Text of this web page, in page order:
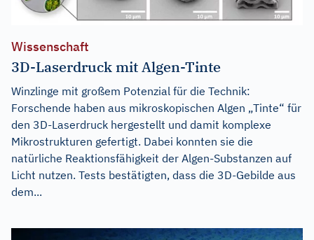
Wissenschaft
3D-Laserdruck mit Algen-Tinte
Winzlinge mit großem Potenzial für die Technik:
Forschende haben aus mikroskopischen Algen „Tinte“ für
den 3D-Laserdruck hergestellt und damit komplexe
Mikrostrukturen gefertigt. Dabei konnten sie die
natürliche Reaktionsfähigkeit der Algen-Substanzen auf
Licht nutzen. Tests bestätigten, dass die 3D-Gebilde aus
dem...